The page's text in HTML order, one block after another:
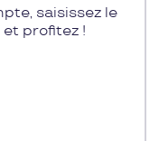
et adaptée à
saisissez le
profitez !